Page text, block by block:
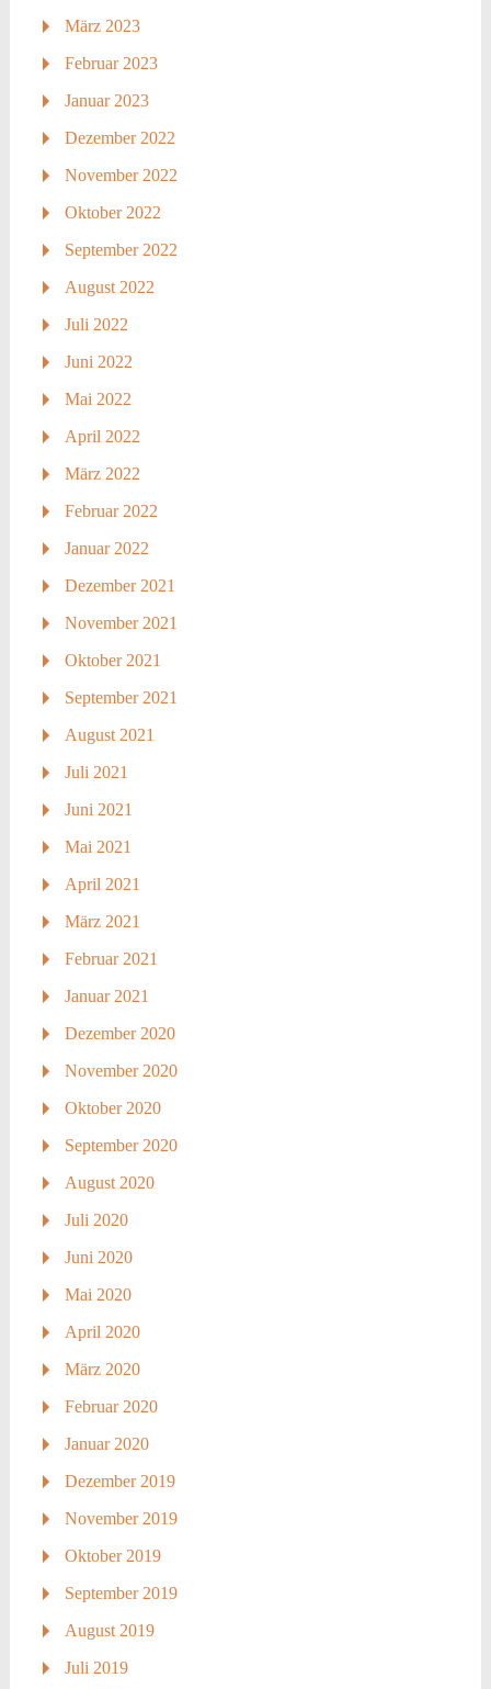
März 2023
Februar 2023
Januar 2023
Dezember 2022
November 2022
Oktober 2022
September 2022
August 2022
Juli 2022
Juni 2022
Mai 2022
April 2022
März 2022
Februar 2022
Januar 2022
Dezember 2021
November 2021
Oktober 2021
September 2021
August 2021
Juli 2021
Juni 2021
Mai 2021
April 2021
März 2021
Februar 2021
Januar 2021
Dezember 2020
November 2020
Oktober 2020
September 2020
August 2020
Juli 2020
Juni 2020
Mai 2020
April 2020
März 2020
Februar 2020
Januar 2020
Dezember 2019
November 2019
Oktober 2019
September 2019
August 2019
Juli 2019